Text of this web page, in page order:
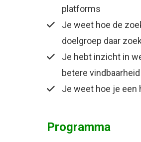
platforms
Je weet hoe de
doelgroep daar
Je hebt inzicht in
betere vindbaarheid
Je weet hoe je een
Programma